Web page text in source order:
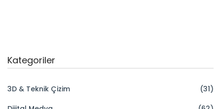
Kategoriler
3D & Teknik Çizim
(31)